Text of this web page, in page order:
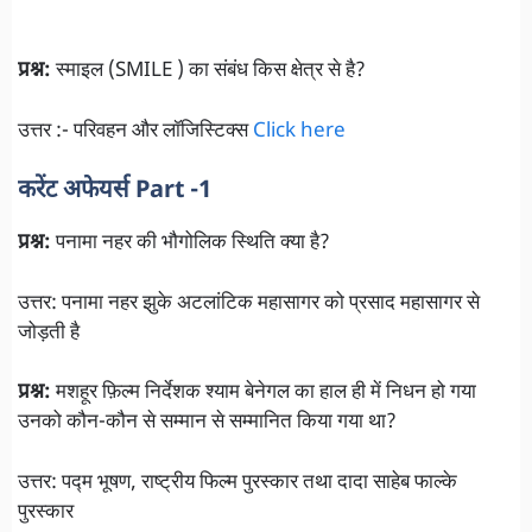
प्रश्न:स्माइल (SMILE ) का संबंध किस क्षेत्र से है?
उत्तर :- परिवहन और लॉजिस्टिक्सClick here
करेंट अफेयर्स Part -1
प्रश्न:पनामा नहर की भौगोलिक स्थिति क्या है?
उत्तर: पनामा नहर झुके अटलांटिक महासागर को प्रसाद महासागर से
जोड़ती है
प्रश्न:मशहूर फ़िल्म निर्देशक श्याम बेनेगल का हाल ही में निधन हो गया
उनको कौन-कौन से सम्मान से सम्मानित किया गया था?
उत्तर: पद्म भूषण, राष्ट्रीय फिल्म पुरस्कार तथा दादा साहेब फाल्के
पुरस्कार